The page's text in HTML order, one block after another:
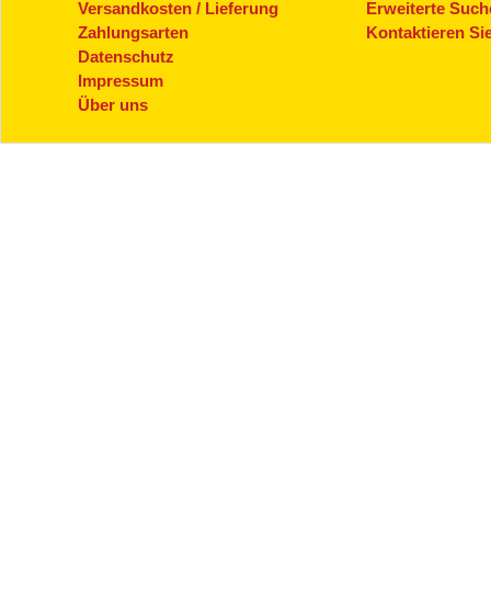
Versandkosten / Lieferung
Zahlungsarten
Datenschutz
Impressum
Über uns
Erweiterte
Kontaktieren